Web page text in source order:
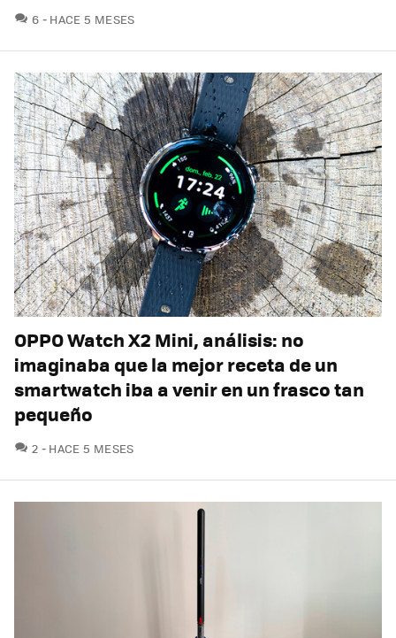
6 COMENTARIOS
HACE 5 MESES
OPPO Watch X2 Mini, análisis: no
imaginaba que la mejor receta de un
smartwatch iba a venir en un frasco tan
pequeño
2 COMENTARIOS
HACE 5 MESES